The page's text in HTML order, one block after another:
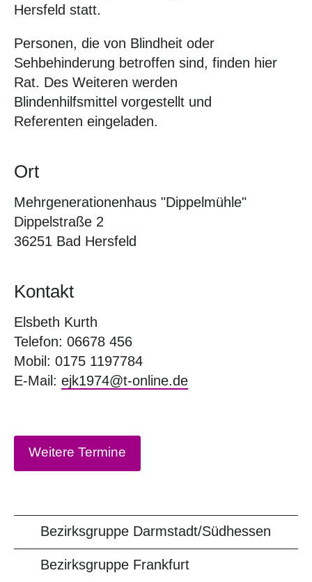
Hersfeld statt.
Personen, die von Blindheit oder
Sehbehinderung betroffen sind, finden hier
Rat. Des Weiteren werden
Blindenhilfsmittel vorgestellt und
Referenten eingeladen.
Ort
Mehrgenerationenhaus "Dippelmühle"
Dippelstraße 2
36251 Bad Hersfeld
Kontakt
Elsbeth Kurth
Telefon: 06678 456
Mobil: 0175 1197784
E-Mail: ejk1974@t-online.de
Weitere Termine
Bezirksgruppe Darmstadt/Südhessen
Bezirksgruppe Frankfurt